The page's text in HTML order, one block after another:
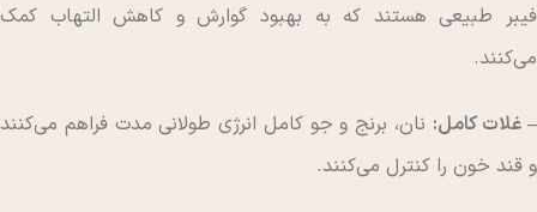
فیبر طبیعی هستند که به بهبود گوارش و کاهش التهاب کمک
می‌کنند.
– غلات کامل: نان، برنج و جو کامل انرژی طولانی مدت فراهم می‌کنند
و قند خون را کنترل می‌کنند.